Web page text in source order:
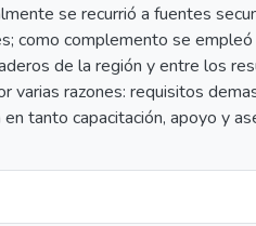
se recurrió a fuentes
como complemento se
de la región y entre los
varias razones: requisitos
tanto capacitación, apoyo y